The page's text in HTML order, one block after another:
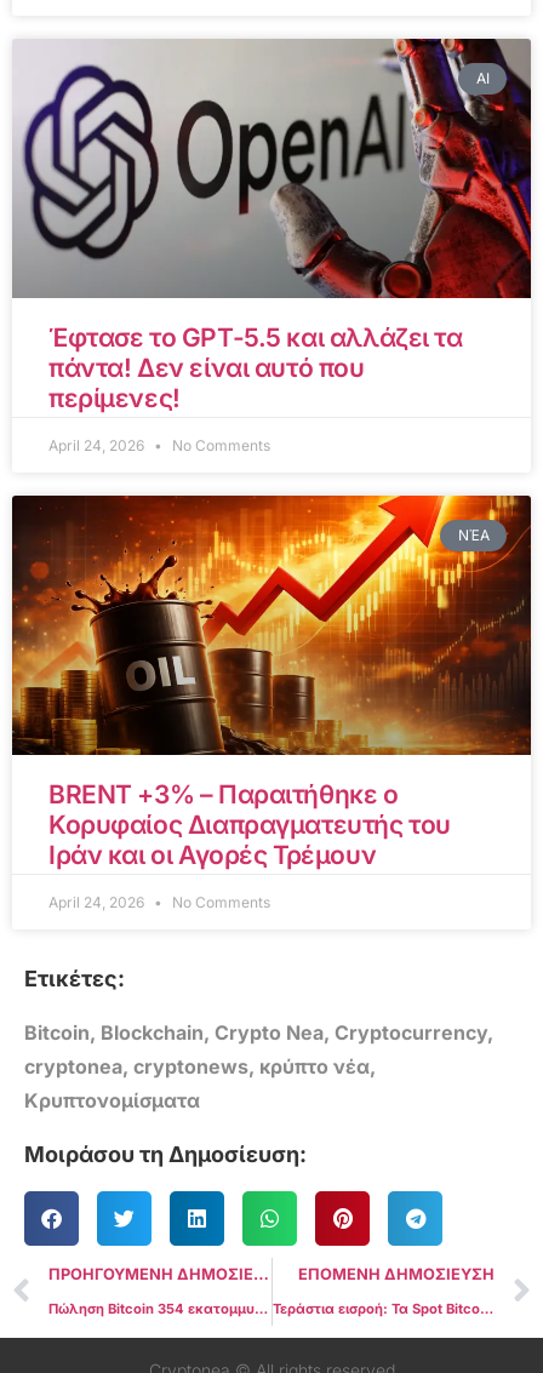
AI
Έφτασε το GPT-5.5 και αλλάζει τα
πάντα! Δεν είναι αυτό που
περίμενες!
April 24, 2026 No Comments
ΝΈΑ
BRENT +3% – Παραιτήθηκε ο
Κορυφαίος Διαπραγματευτής του
Ιράν και οι Αγορές Τρέμουν
April 24, 2026 No Comments
Ετικέτες:
Bitcoin, Blockchain, Crypto Nea, Cryptocurrency,
cryptonea, cryptonews, κρύπτο νέα,
Κρυπτονομίσματα
Μοιράσου τη Δημοσίευση:
ΠΡΟΗΓΟΥΜΕΝΗ ΔΗΜΟΣΙΕΥΣΗ
Πώληση Bitcoin 354 εκατομμυρίων δολαρίων στη Γερμανία: Προετοιμασία για πιθανή αναταραχή στην αγορά;
ΕΠΟΜΕΝΗ ΔΗΜΟΣΙΕΥΣΗ
Τεράστια εισροή: Τα Spot Bitcoin ETFs Συγκεντρώνουν $654 εκατομμύρια σε BTC μέσα σε 3 ημέρες